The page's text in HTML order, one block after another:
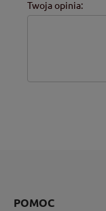
Twoja opinia:
POMOC